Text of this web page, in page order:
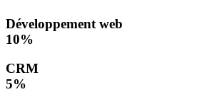
Développement web
10%
CRM
5%